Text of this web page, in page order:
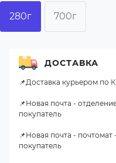
280г 700г
ДОСТАВКА
📌Доставка курьером по
📌Новая почта -
покупатель
📌Новая почта -
покупатель